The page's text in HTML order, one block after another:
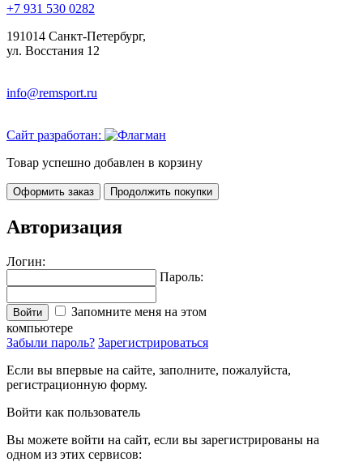
+7 931 530 0282
191014 Санкт-Петербург,
ул. Восстания 12
info@remsport.ru
Сайт разработан:
Товар успешно добавлен в корзину
Оформить заказ Продолжить покупки
Авторизация
Логин:
Пароль:
Войти
Запомните меня на этом
компьютере
Забыли пароль? Зарегистрироваться
Если вы впервые на сайте, заполните, пожалуйста,
регистрационную форму.
Войти как пользователь
Вы можете войти на сайт, если вы зарегистрированы на
одном из этих сервисов: